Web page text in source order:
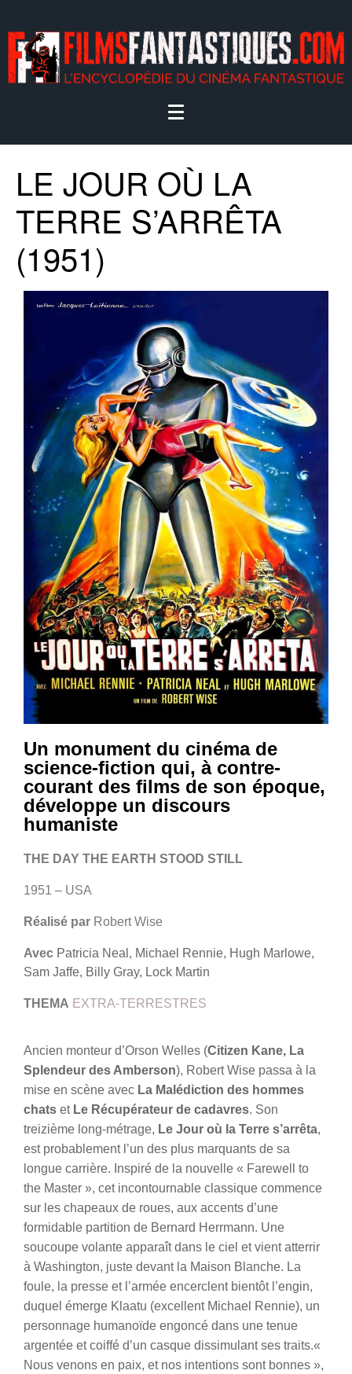
LE JOUR OÙ LA
TERRE S’ARRÊTA
(1951)
Un monument du cinéma de
science-fiction qui, à contre-
courant des films de son époque,
développe un discours
humaniste
THE DAY THE EARTH STOOD STILL
1951 – USA
Réalisé par Robert Wise
Avec Patricia Neal, Michael Rennie, Hugh Marlowe,
Sam Jaffe, Billy Gray, Lock Martin
THEMA EXTRA-TERRESTRES
Ancien monteur d’Orson Welles (Citizen Kane, La
Splendeur des Amberson), Robert Wise passa à la
mise en scène avec La Malédiction des hommes
chats et Le Récupérateur de cadavres. Son
treizième long-métrage, Le Jour où la Terre s’arrêta,
est probablement l’un des plus marquants de sa
longue carrière. Inspiré de la nouvelle « Farewell to
the Master », cet incontournable classique commence
sur les chapeaux de roues, aux accents d’une
formidable partition de Bernard Herrmann. Une
soucoupe volante apparaît dans le ciel et vient atterrir
à Washington, juste devant la Maison Blanche. La
foule, la presse et l’armée encerclent bientôt l’engin,
duquel émerge Klaatu (excellent Michael Rennie), un
personnage humanoïde engoncé dans une tenue
argentée et coiffé d’un casque dissimulant ses traits.«
Nous venons en paix, et nos intentions sont bonnes »,